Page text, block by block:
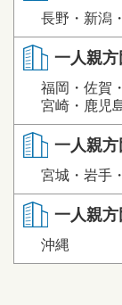
長野・新潟
一人親方
福岡・佐賀
宮崎・鹿児
一人親
宮城・岩手
一人親
沖縄